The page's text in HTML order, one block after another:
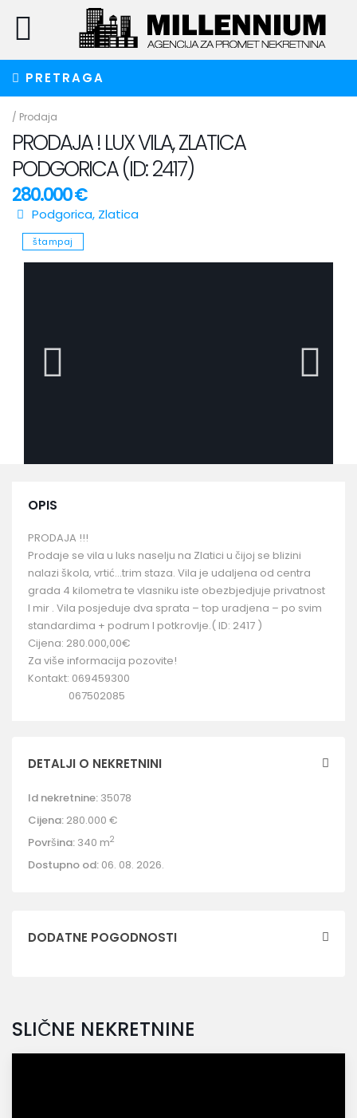
PRETRAGA
/ Prodaja
PRODAJA ! LUX VILA, ZLATICA
PODGORICA (ID: 2417)
280.000 €
Podgorica, Zlatica
štampaj
OPIS
PRODAJA !!!
Prodaje se vila u luks naselju na Zlatici u čijoj se blizini
nalazi škola, vrtić…trim staza. Vila je udaljena od centra
grada 4 kilometra te vlasniku iste obezbjedjuje privatnost
I mir . Vila posjeduje dva sprata – top uradjena – po svim
standardima + podrum I potkrovlje.( ID: 2417 )
Cijena: 280.000,00€
Za više informacija pozovite!
Kontakt: 069459300
067502085
DETALJI O NEKRETNINI
Id nekretnine: 35078
Cijena: 280.000 €
Površina: 340 m2
Dostupno od: 06. 08. 2026.
DODATNE POGODNOSTI
SLIČNE NEKRETNINE